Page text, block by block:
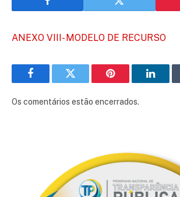
ANEXO VIII- MODELO DE RECURSO
FacebookTwitter Pinterest
Os comentários estão encerrados.